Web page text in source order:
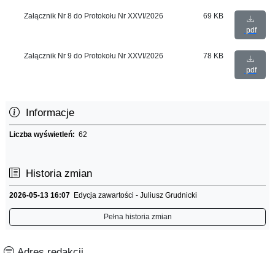
Załącznik Nr 8 do Protokołu Nr XXVI/2026
69 KB
pdf
Załącznik Nr 9 do Protokołu Nr XXVI/2026
78 KB
pdf
Informacje
Liczba wyświetleń: 62
Historia zmian
2026-05-13 16:07 Edycja zawartości - Juliusz Grudnicki
Pełna historia zmian